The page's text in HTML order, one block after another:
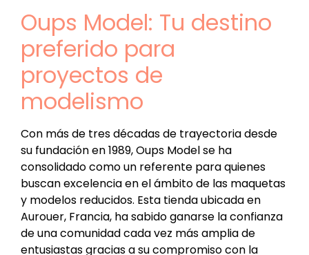
Oups Model: Tu destino
preferido para
proyectos de
modelismo
Con más de tres décadas de trayectoria desde
su fundación en 1989, Oups Model se ha
consolidado como un referente para quienes
buscan excelencia en el ámbito de las maquetas
y modelos reducidos. Esta tienda ubicada en
Aurouer, Francia, ha sabido ganarse la confianza
de una comunidad cada vez más amplia de
entusiastas gracias a su compromiso con la